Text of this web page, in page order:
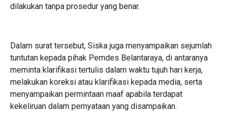
dilakukan tanpa prosedur yang benar.
‎Dalam surat tersebut, Siska juga menyampaikan sejumlah
tuntutan kepada pihak Pemdes Belantaraya, di antaranya
meminta klarifikasi tertulis dalam waktu tujuh hari kerja,
melakukan koreksi atau klarifikasi kepada media, serta
menyampaikan permintaan maaf apabila terdapat
kekeliruan dalam pernyataan yang disampaikan.